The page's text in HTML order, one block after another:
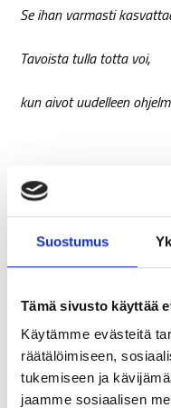
Suostumus
Tämä sivusto käyttää
Käytämme evästeitä
räätälöimiseen,
tukemiseen ja
jaamme sosiaalisen
Se ihan varmasti
Tavoista tulla totta voi,
kun aivot uudelleen
Ala ajattelemaan toisella
Se onnistuu helposti –
Siis puriko sua äsken kyy?